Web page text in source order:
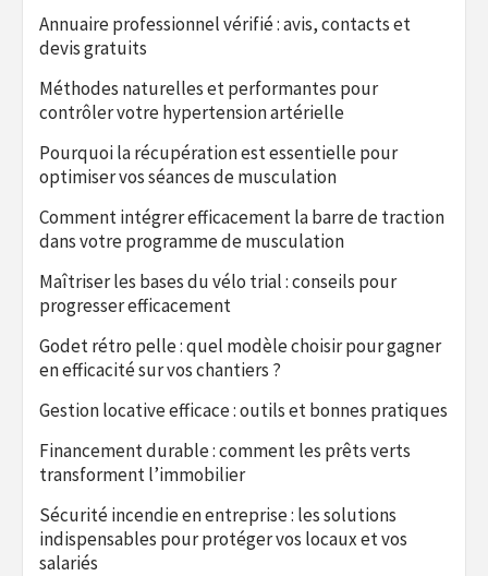
Annuaire professionnel vérifié : avis, contacts et
devis gratuits
Méthodes naturelles et performantes pour
contrôler votre hypertension artérielle
Pourquoi la récupération est essentielle pour
optimiser vos séances de musculation
Comment intégrer efficacement la barre de traction
dans votre programme de musculation
Maîtriser les bases du vélo trial : conseils pour
progresser efficacement
Godet rétro pelle : quel modèle choisir pour gagner
en efficacité sur vos chantiers ?
Gestion locative efficace : outils et bonnes pratiques
Financement durable : comment les prêts verts
transforment l’immobilier
Sécurité incendie en entreprise : les solutions
indispensables pour protéger vos locaux et vos
salariés